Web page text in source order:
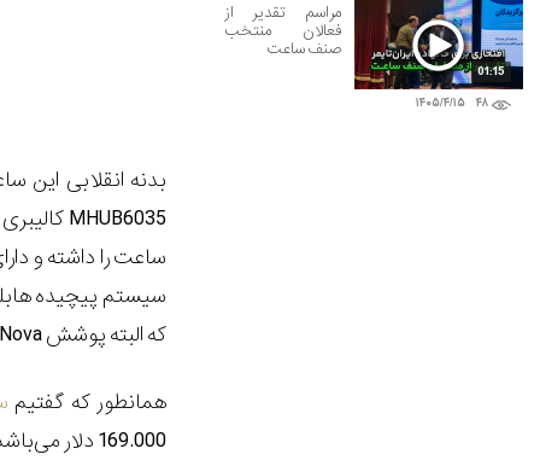
بدنه انقلابی این
MHUB6035
سیستم پیچیده
که البته پوشش
همانطور که گفتیم
169.000 دلار می
باشد.
۴۸ ۱۴۰۵/۴/۱۵
01:15
مراسم تقدیر از
فعالان منتخب
صنف ساعت